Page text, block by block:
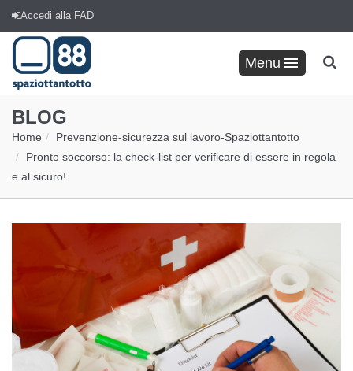
Accedi alla FAD
Menu
BLOG
Home Prevenzione-sicurezza sul lavoro-Spaziottantotto
Pronto soccorso: la check-list per verificare di essere in regola
e al sicuro!